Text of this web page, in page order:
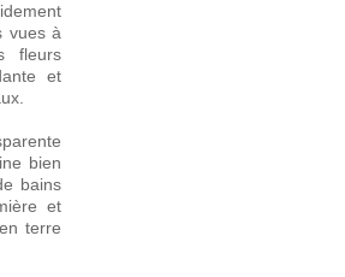
vues à
fleurs
et
bien
bains
et
terre